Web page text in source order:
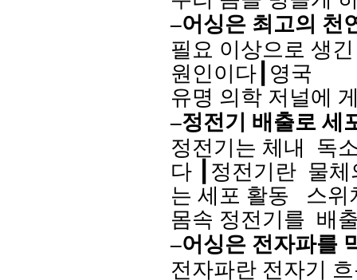
–어싱은 최고의 천
필요 이상으로 생
원인이다┃ 영국
유명 의학 저널에
–정전기 배출로 세
정전기는 체내
독
다
정전기란 물체
는 세포 활동
스위
몸속 정전기를 배
–어싱은 전자파를
전자파란 전자기